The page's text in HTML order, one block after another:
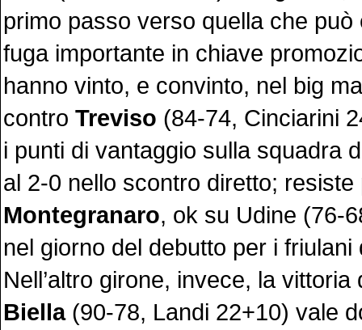
primo passo verso quella che può
fuga importante in chiave
hanno vinto, e convinto, nel big
contro Treviso (84-74, Cinciarini
i punti di vantaggio sulla squadra
al 2-0 nello scontro diretto; resiste
Montegranaro, ok su Udine (76-
nel giorno del debutto per i friulani
Nell’altro girone, invece, la vittoria
Biella(90-78, Landi 22+10) vale